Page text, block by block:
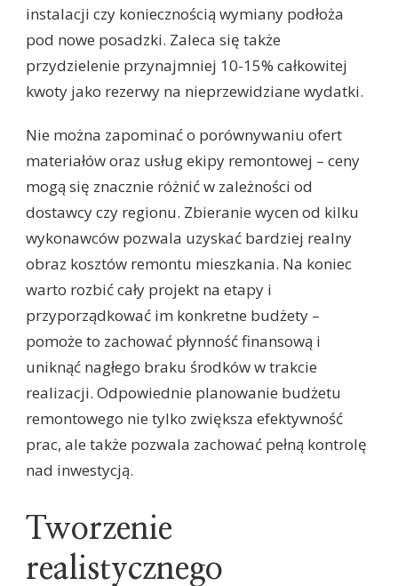
instalacji czy koniecznością wymiany podłoża
pod nowe posadzki. Zaleca się także
przydzielenie przynajmniej 10-15% całkowitej
kwoty jako rezerwy na nieprzewidziane wydatki.
Nie można zapominać o porównywaniu ofert
materiałów oraz usług ekipy remontowej – ceny
mogą się znacznie różnić w zależności od
dostawcy czy regionu. Zbieranie wycen od kilku
wykonawców pozwala uzyskać bardziej realny
obraz kosztów remontu mieszkania. Na koniec
warto rozbić cały projekt na etapy i
przyporządkować im konkretne budżety –
pomoże to zachować płynność finansową i
uniknąć nagłego braku środków w trakcie
realizacji. Odpowiednie planowanie budżetu
remontowego nie tylko zwiększa efektywność
prac, ale także pozwala zachować pełną kontrolę
nad inwestycją.
Tworzenie
realistycznego